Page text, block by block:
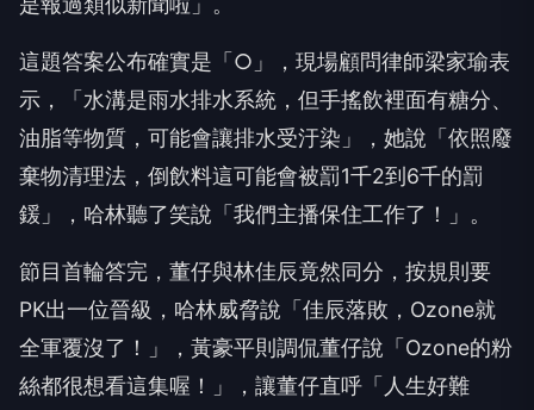
示，「
水溝是雨水排水系統，但手搖飲裡面有糖分、
油脂等物質，可能會讓排水受汙染」，她說「依照廢
棄物清理法，倒飲料這可能會被罰1千2到6千的罰
鍰」，哈林聽了笑說「我們主播保住工作了！」。
節目首輪答完，董仔與林佳辰竟然同分，按規則要
出一位晉級 ，哈林威脅說「佳辰落敗，
全軍覆沒了！」，黃豪平則調侃董仔說「 Ozone 的粉
絲都很想看這集喔！」，讓董仔直呼「人生好難
啊！」；哈林一旁答腔「董仔她也是擁百萬粉絲
的」，董仔也驕傲表示「這群人TGOP」也有300